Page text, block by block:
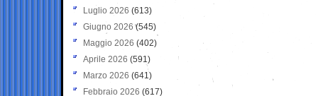
Luglio 2026 (613)
Giugno 2026 (545)
Maggio 2026 (402)
Aprile 2026 (591)
Marzo 2026 (641)
Febbraio 2026 (617)